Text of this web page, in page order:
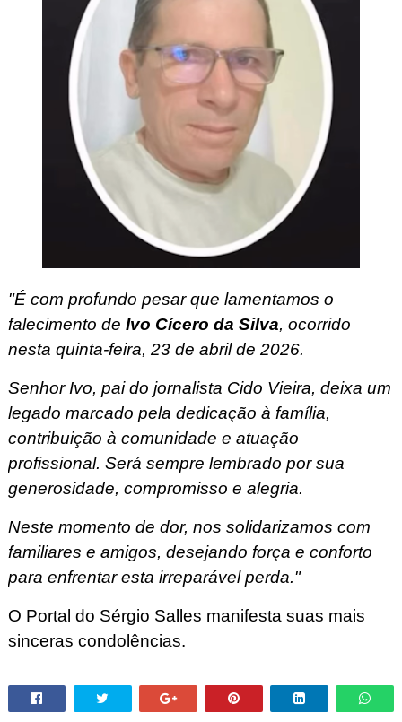
"É com profundo pesar que lamentamos o
falecimento de Ivo Cícero da Silva, ocorrido
nesta quinta-feira, 23 de abril de 2026.
Senhor Ivo, pai do jornalista Cido Vieira, deixa um
legado marcado pela dedicação à família,
contribuição à comunidade e atuação
profissional. Será sempre lembrado por sua
generosidade, compromisso e alegria.
Neste momento de dor, nos solidarizamos com
familiares e amigos, desejando força e conforto
para enfrentar esta irreparável perda."
O Portal do Sérgio Salles manifesta suas mais
sinceras condolências.